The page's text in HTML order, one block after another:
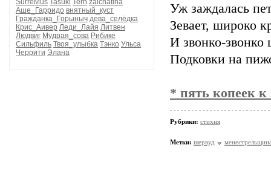
SurreMus Tasuki Tern zaichatina
Аше_Гарридо внятный_куст
Гражданка_Горыныч дева_селёдка
Крис_Аивер Леди_Лайя Литвен
Людвиг Мудрая_сова Рибике
Сильфиль Твоя_улыбка Тэнко Ульса
Черрити Элана
Уж заждалась
Зевает, широко
И звонко-звонко
Подковки на
* пять копеек к
Рубрики: стихня
Метки: шервуд